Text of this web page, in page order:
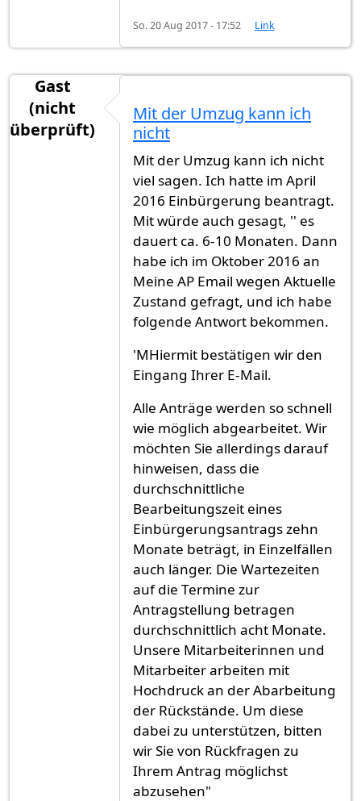
So. 20 Aug 2017 - 17:52 Link
Gast
(nicht
überprüft)
Mit der Umzug kann ich
nicht
Mit der Umzug kann ich nicht
viel sagen. Ich hatte im April
2016 Einbürgerung beantragt.
Mit würde auch gesagt, '' es
dauert ca. 6-10 Monaten. Dann
habe ich im Oktober 2016 an
Meine AP Email wegen Aktuelle
Zustand gefragt, und ich habe
folgende Antwort bekommen.
'MHiermit bestätigen wir den
Eingang Ihrer E-Mail.
Alle Anträge werden so schnell
wie möglich abgearbeitet. Wir
möchten Sie allerdings darauf
hinweisen, dass die
durchschnittliche
Bearbeitungszeit eines
Einbürgerungsantrags zehn
Monate beträgt, in Einzelfällen
auch länger. Die Wartezeiten
auf die Termine zur
Antragstellung betragen
durchschnittlich acht Monate.
Unsere Mitarbeiterinnen und
Mitarbeiter arbeiten mit
Hochdruck an der Abarbeitung
der Rückstände. Um diese
dabei zu unterstützen, bitten
wir Sie von Rückfragen zu
Ihrem Antrag möglichst
abzusehen"